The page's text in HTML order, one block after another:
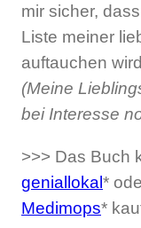
mir sicher,
Liste meiner
auftauchen
(Meine
bei Interesse
>>> Das Buch
geniallokal*
Medimops*